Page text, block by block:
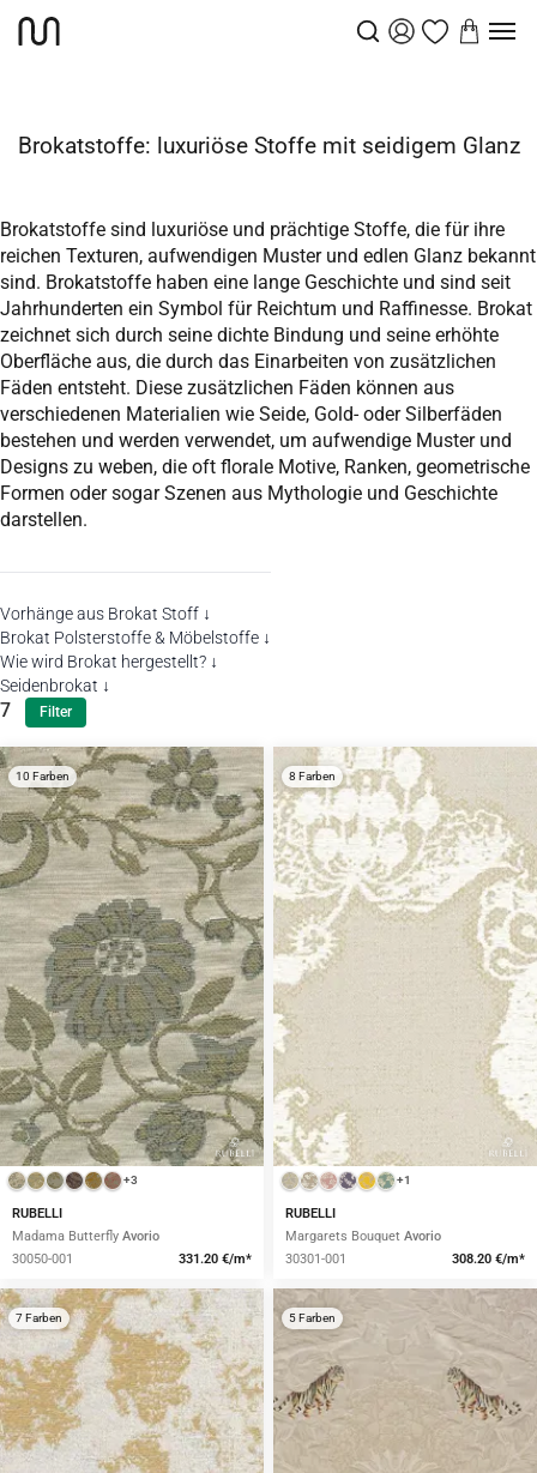
Startseite
Stoffe
Brokatstoffe: luxuriöse Stoffe mit seidigem Glanz
Brokatstoffe sind luxuriöse und prächtige Stoffe, die für ihre
reichen Texturen, aufwendigen Muster und edlen Glanz bekannt
sind. Brokatstoffe haben eine lange Geschichte und sind seit
Jahrhunderten ein Symbol für Reichtum und Raffinesse. Brokat
zeichnet sich durch seine dichte Bindung und seine erhöhte
Oberfläche aus, die durch das Einarbeiten von zusätzlichen
Fäden entsteht. Diese zusätzlichen Fäden können aus
verschiedenen Materialien wie Seide, Gold- oder Silberfäden
bestehen und werden verwendet, um aufwendige Muster und
Designs zu weben, die oft florale Motive, Ranken, geometrische
Formen oder sogar Szenen aus Mythologie und Geschichte
darstellen.
Vorhänge aus Brokat Stoff ↓
Brokat Polsterstoffe & Möbelstoffe ↓
Wie wird Brokat hergestellt? ↓
Seidenbrokat ↓
7 Filter
+3
RUBELLI
Madama Butterfly Avorio
30050-001
331.20 €/m*
10 Farben
+1
RUBELLI
Margarets Bouquet Avorio
30301-001
308.20 €/m*
8 Farben
7 Farben 5 Farben